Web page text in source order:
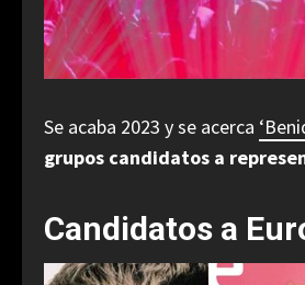
Se acaba 2023 y se acerca
grupos candidatos a
Candidatos a